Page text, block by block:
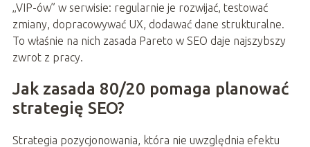
„VIP-ów” w serwisie: regularnie je rozwijać, testować
zmiany, dopracowywać UX, dodawać dane strukturalne.
To właśnie na nich zasada Pareto w SEO daje najszybszy
zwrot z pracy.
Jak zasada 80/20 pomaga planować
strategię SEO?
Strategia pozycjonowania, która nie uwzględnia efektu